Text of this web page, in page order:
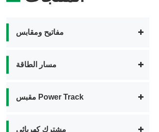
مفاتيح ومقابس
مسار الطاقة
مقبس Power Track
مشترك كهربائي